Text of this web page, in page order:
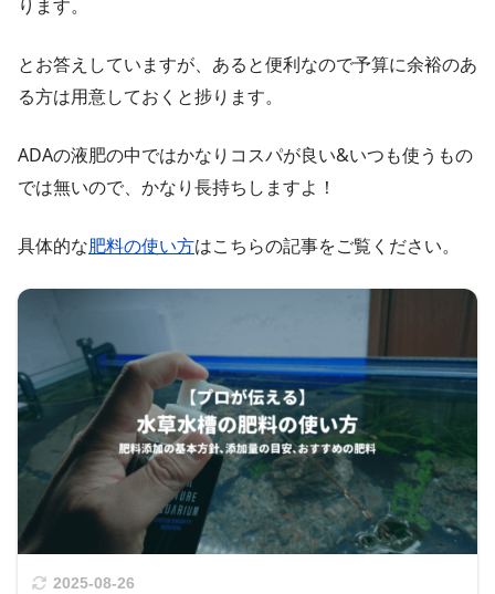
ります。
とお答えしていますが、あると便利なので予算に余裕のあ
る方は用意しておくと捗ります。
ADAの液肥の中ではかなりコスパが良い&いつも使うもの
では無いので、かなり長持ちしますよ！
具体的な肥料の使い方はこちらの記事をご覧ください。
2025-08-26